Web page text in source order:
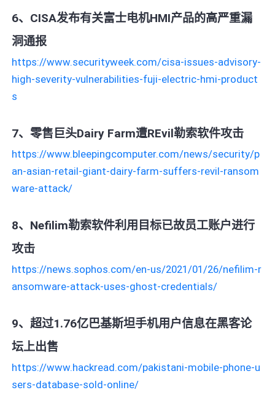
6、CISA发布有关富士电机HMI产品的高严重漏
洞通报
https://www.securityweek.com/cisa-issues-advisory-
high-severity-vulnerabilities-fuji-electric-hmi-product
s
7、零售巨头Dairy Farm遭REvil勒索软件攻击
https://www.bleepingcomputer.com/news/security/p
an-asian-retail-giant-dairy-farm-suffers-revil-ransom
ware-attack/
8、Nefilim勒索软件利用目标已故员工账户进行
攻击
https://news.sophos.com/en-us/2021/01/26/nefilim-r
ansomware-attack-uses-ghost-credentials/
9、超过1.76亿巴基斯坦手机用户信息在黑客论
坛上出售
https://www.hackread.com/pakistani-mobile-phone-u
sers-database-sold-online/